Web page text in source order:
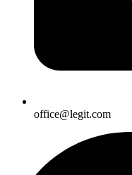
office@legit.com